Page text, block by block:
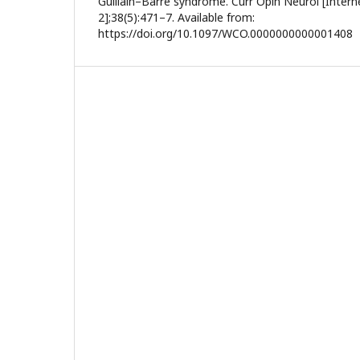
2];38(5):471–7. Available from:
https://doi.org/10.1097/WCO.0000000000001408